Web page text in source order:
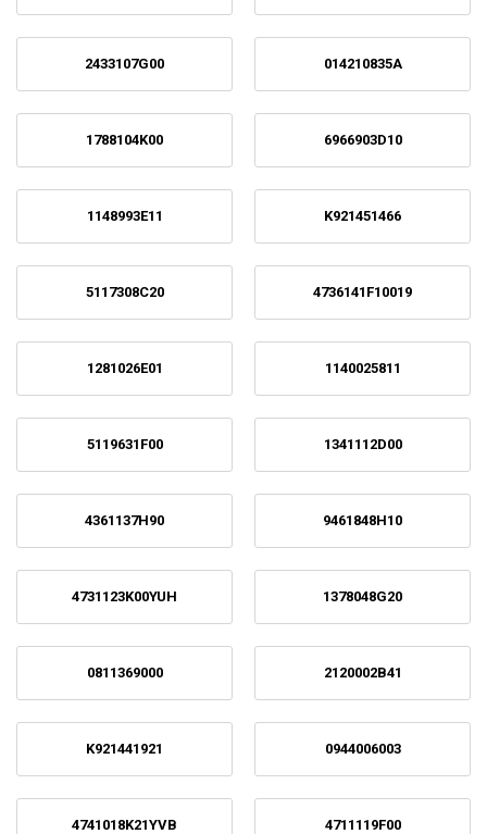
2433107G00 014210835A
1788104K00 6966903D10
1148993E11 K921451466
5117308C20 4736141F10019
1281026E01 1140025811
5119631F00 1341112D00
4361137H90 9461848H10
4731123K00YUH 1378048G20
0811369000 2120002B41
K921441921 0944006003
4741018K21YVB 4711119F00